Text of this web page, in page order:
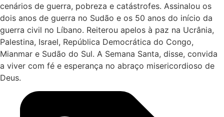
cenários de guerra, pobreza e catástrofes. Assinalou os
dois anos de guerra no Sudão e os 50 anos do início da
guerra civil no Líbano. Reiterou apelos à paz na Ucrânia,
Palestina, Israel, República Democrática do Congo,
Mianmar e Sudão do Sul. A Semana Santa, disse, convida
a viver com fé e esperança no abraço misericordioso de
Deus.